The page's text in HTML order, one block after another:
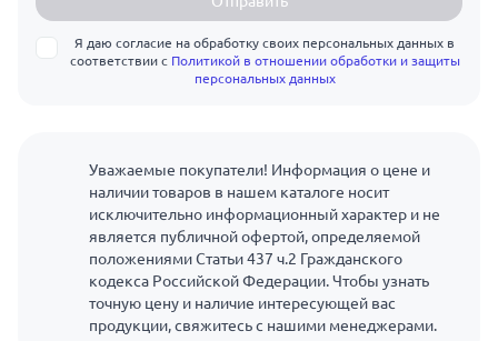
Я даю согласие на обработку своих персональных данных в
соответствии с Политикой в отношении обработки и защиты
персональных данных
Уважаемые покупатели! Информация о цене и
наличии товаров в нашем каталоге носит
исключительно информационный характер и не
является публичной офертой, определяемой
положениями Статьи 437 ч.2 Гражданского
кодекса Российской Федерации. Чтобы узнать
точную цену и наличие интересующей вас
продукции, свяжитесь с нашими менеджерами.